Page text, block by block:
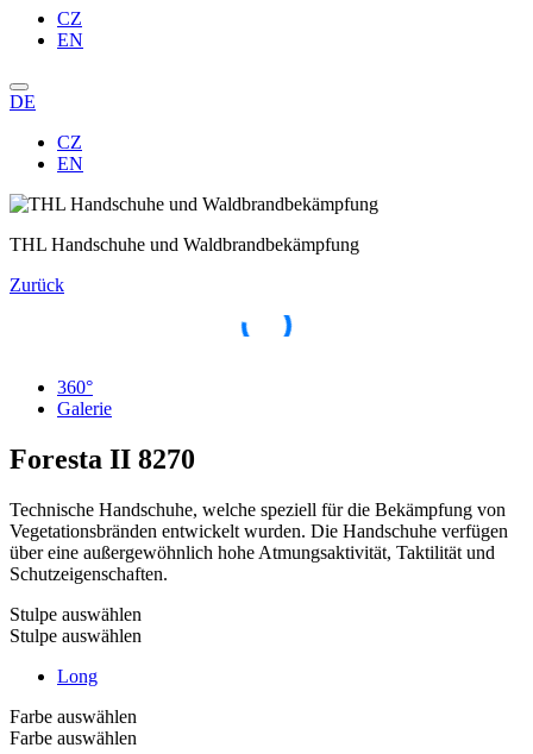
CZ
EN
DE
CZ
EN
THL Handschuhe und Waldbrandbekämpfung
Zurück
360°
Galerie
Foresta II 8270
Technische Handschuhe, welche speziell für die Bekämpfung von
Vegetationsbränden entwickelt wurden. Die Handschuhe verfügen
über eine außergewöhnlich hohe Atmungsaktivität, Taktilität und
Schutzeigenschaften.
Stulpe auswählen
Stulpe auswählen
Long
Farbe auswählen
Farbe auswählen